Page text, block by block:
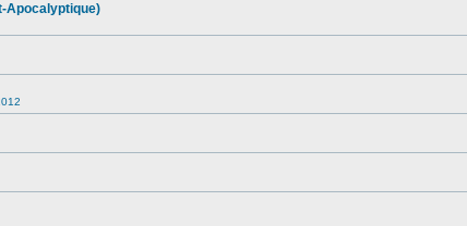
Apocalyptique)